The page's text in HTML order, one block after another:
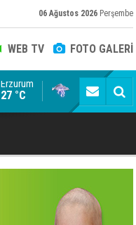
06 Ağustos 2026 Perşembe
WEB TV FOTO GALERİ
Erzurum'da Kürekle
Erzurum
27 °C